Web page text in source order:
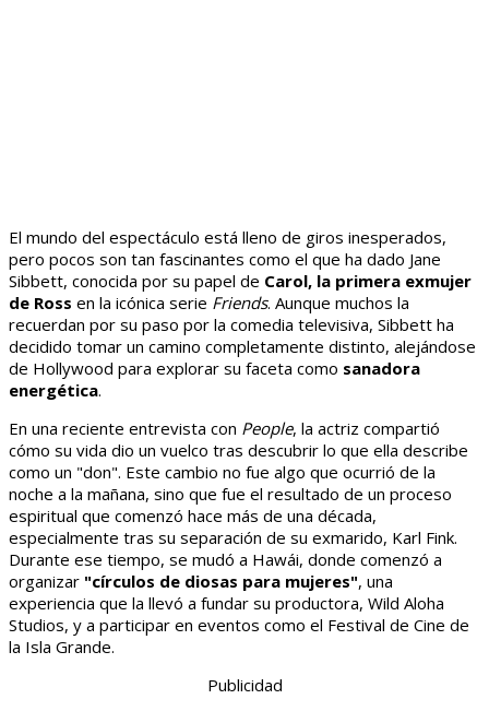
El mundo del espectáculo está lleno de giros inesperados,
pero pocos son tan fascinantes como el que ha dado Jane
Sibbett, conocida por su papel de Carol, la primera exmujer
de Ross en la icónica serie Friends. Aunque muchos la
recuerdan por su paso por la comedia televisiva, Sibbett ha
decidido tomar un camino completamente distinto, alejándose
de Hollywood para explorar su faceta como sanadora
energética.
En una reciente entrevista con People, la actriz compartió
cómo su vida dio un vuelco tras descubrir lo que ella describe
como un "don". Este cambio no fue algo que ocurrió de la
noche a la mañana, sino que fue el resultado de un proceso
espiritual que comenzó hace más de una década,
especialmente tras su separación de su exmarido, Karl Fink.
Durante ese tiempo, se mudó a Hawái, donde comenzó a
organizar "círculos de diosas para mujeres", una
experiencia que la llevó a fundar su productora, Wild Aloha
Studios, y a participar en eventos como el Festival de Cine de
la Isla Grande.
Publicidad